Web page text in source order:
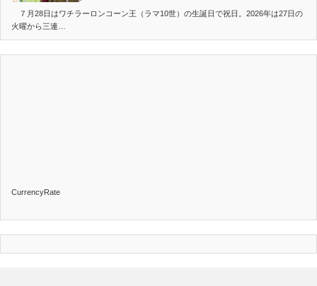
７月28日はワチラーロンコーン王（ラマ10世）の生誕日で祝日。2026年は27日の
火曜から三連…
CurrencyRate